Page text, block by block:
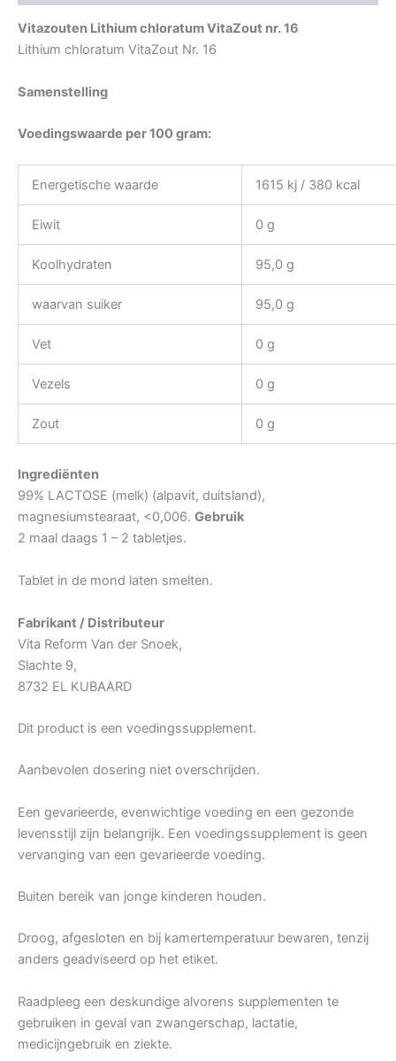
Vitazouten Lithium chloratum VitaZout nr. 16
Lithium chloratum VitaZout Nr. 16
Samenstelling
Voedingswaarde per 100 gram:
Energetische waarde 1615 kj / 380 kcal
Eiwit 0 g
Koolhydraten 95,0 g
waarvan suiker 95,0 g
Vet 0 g
Vezels 0 g
Zout 0 g
Ingrediënten
99% LACTOSE (melk) (alpavit, duitsland),
magnesiumstearaat, <0,006. Gebruik
2 maal daags 1 – 2 tabletjes.
Tablet in de mond laten smelten.
Fabrikant / Distributeur
Vita Reform Van der Snoek,
Slachte 9,
8732 EL KUBAARD
Dit product is een voedingssupplement.
Aanbevolen dosering niet overschrijden.
Een gevarieerde, evenwichtige voeding en een gezonde
levensstijl zijn belangrijk. Een voedingssupplement is geen
vervanging van een gevarieerde voeding.
Buiten bereik van jonge kinderen houden.
Droog, afgesloten en bij kamertemperatuur bewaren, tenzij
anders geadviseerd op het etiket.
Raadpleeg een deskundige alvorens supplementen te
gebruiken in geval van zwangerschap, lactatie,
medicijngebruik en ziekte.